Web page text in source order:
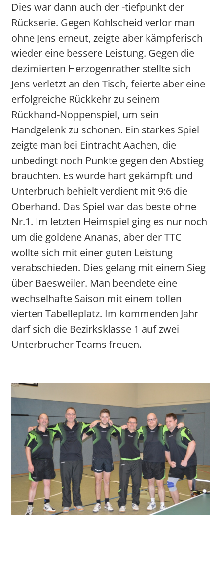
Dies war dann auch der -tiefpunkt der
Rückserie. Gegen Kohlscheid verlor man
ohne Jens erneut, zeigte aber kämpferisch
wieder eine bessere Leistung. Gegen die
dezimierten Herzogenrather stellte sich
Jens verletzt an den Tisch, feierte aber eine
erfolgreiche Rückkehr zu seinem
Rückhand-Noppenspiel, um sein
Handgelenk zu schonen. Ein starkes Spiel
zeigte man bei Eintracht Aachen, die
unbedingt noch Punkte gegen den Abstieg
brauchten. Es wurde hart gekämpft und
Unterbruch behielt verdient mit 9:6 die
Oberhand. Das Spiel war das beste ohne
Nr.1. Im letzten Heimspiel ging es nur noch
um die goldene Ananas, aber der TTC
wollte sich mit einer guten Leistung
verabschieden. Dies gelang mit einem Sieg
über Baesweiler. Man beendete eine
wechselhafte Saison mit einem tollen
vierten Tabelleplatz. Im kommenden Jahr
darf sich die Bezirksklasse 1 auf zwei
Unterbrucher Teams freuen.